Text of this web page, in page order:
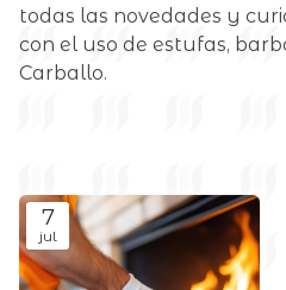
todas las novedades y
con el uso de estufas,
Carballo.
7
jul